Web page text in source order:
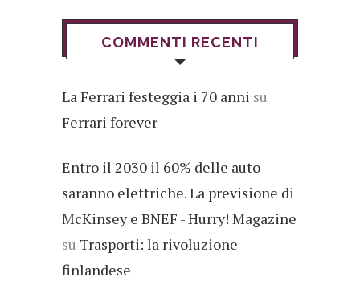
COMMENTI RECENTI
La Ferrari festeggia i 70 anni su
Ferrari forever
Entro il 2030 il 60% delle auto
saranno elettriche. La previsione di
McKinsey e BNEF - Hurry! Magazine
su Trasporti: la rivoluzione
finlandese